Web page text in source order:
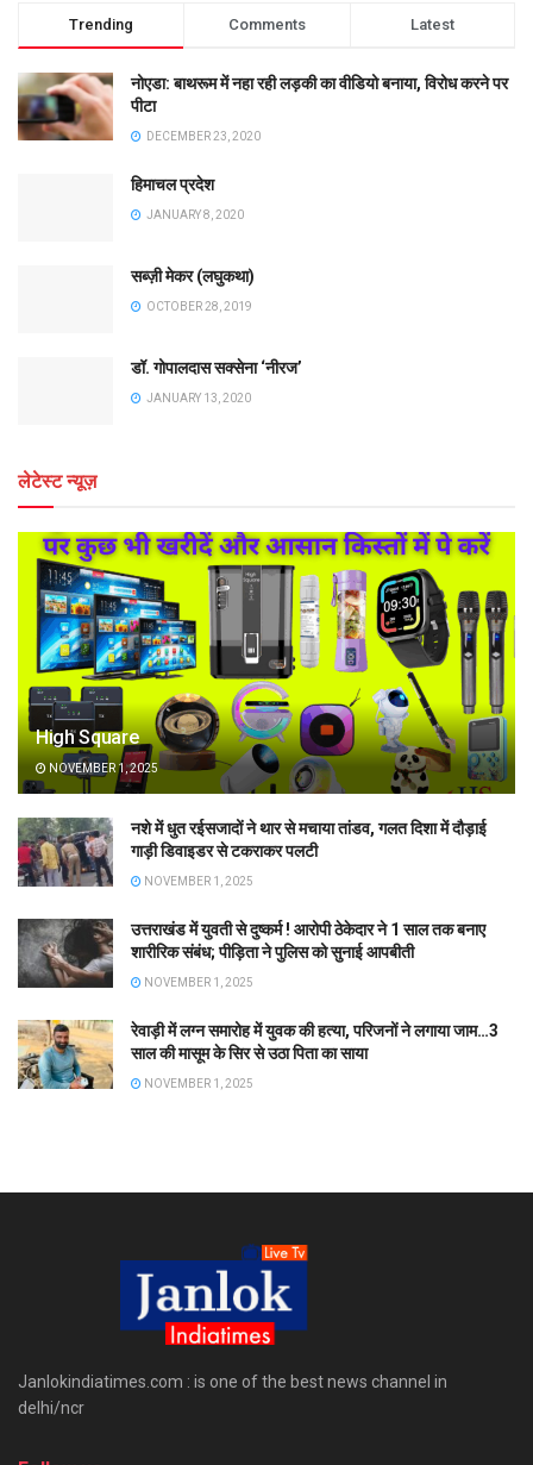
Trending Comments Latest
नोएडा: बाथरूम में नहा रही लड़की का वीडियो बनाया, विरोध करने पर
पीटा
DECEMBER 23, 2020
हिमाचल प्रदेश
JANUARY 8, 2020
सब्ज़ी मेकर (लघुकथा)
OCTOBER 28, 2019
डॉ. गोपालदास सक्सेना ‘नीरज’
JANUARY 13, 2020
लेटेस्ट न्यूज़
High Square
NOVEMBER 1, 2025
नशे में धुत रईसजादों ने थार से मचाया तांडव, गलत दिशा में दौड़ाई
गाड़ी डिवाइडर से टकराकर पलटी
NOVEMBER 1, 2025
उत्तराखंड में युवती से दुष्कर्म ! आरोपी ठेकेदार ने 1 साल तक बनाए
शारीरिक संबंध; पीड़िता ने पुलिस को सुनाई आपबीती
NOVEMBER 1, 2025
रेवाड़ी में लग्न समारोह में युवक की हत्या, परिजनों ने लगाया जाम…3
साल की मासूम के सिर से उठा पिता का साया
NOVEMBER 1, 2025
Janlokindiatimes.com : is one of the best news channel in
delhi/ncr